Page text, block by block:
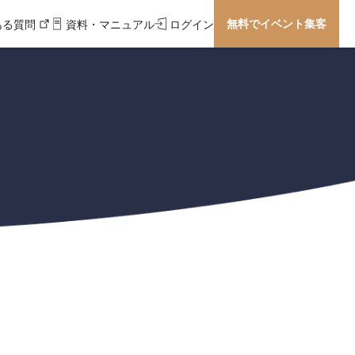
質問 資料・マニュアル ログイン 無料でイベント集客